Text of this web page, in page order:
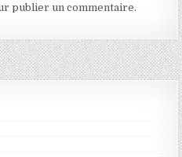
publier un commentaire.